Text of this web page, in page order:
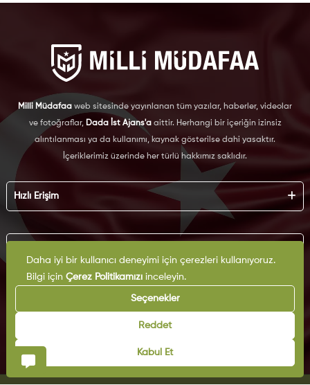
Milli Müdafaa web sitesinde yayınlanan tüm yazılar, haberler, videolar
ve fotoğraflar, Dada İst Ajans'aaittir. Herhangi bir içeriğin izinsiz
alıntılanması ya da kullanımı, kaynak gösterilse dahi yasaktır.
İçeriklerimiz üzerinde her türlü hakkımız saklıdır.
Hızlı Erişim
Künye
Reklam
İş Birliği
Arşiv
İletişim
KVKK
Çerez Politikası
Gizlilik Politikası
Kullanım Şartları
Daha iyi bir kullanıcı deneyimi için çerezleri kullanıyoruz.
Bilgi için Çerez Politikamızıinceleyin.
Seçenekler
Reddet
Kabul Et